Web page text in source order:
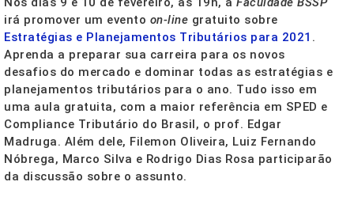
irá promover um evento on-line gratuito sobre
Estratégias e Planejamentos Tributários para 2021 .
Aprenda a preparar sua carreira para os novos
desafios do mercado e dominar todas as estratégias e
planejamentos tributários para o ano. Tudo isso em
uma aula gratuita, com a maior referência em SPED e
Compliance Tributário do Brasil, o prof. Edgar
Madruga. Além dele, Filemon Oliveira, Luiz Fernando
Nóbrega, Marco Silva e Rodrigo Dias Rosa participarão
da discussão sobre o assunto.